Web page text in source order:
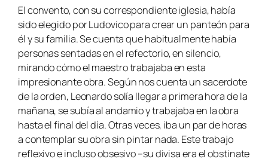
El convento, con su correspondiente iglesia, había
sido elegido por Ludovico para crear un panteón para
él y su familia. Se cuenta que habitualmente había
personas sentadas en el refectorio, en silencio,
mirando cómo el maestro trabajaba en esta
impresionante obra. Según nos cuenta un sacerdote
de la orden, Leonardo solía llegar a primera hora de la
mañana, se subía al andamio y trabajaba en la obra
hasta el final del día. Otras veces, iba un par de horas
a contemplar su obra sin pintar nada. Este trabajo
reflexivo e incluso obsesivo –su divisa era el obstinate